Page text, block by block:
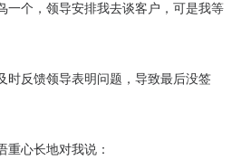
一个，领导安排我去谈客户，可是我等
时反馈领导表明问题，导致最后没签
重心长地对我说：